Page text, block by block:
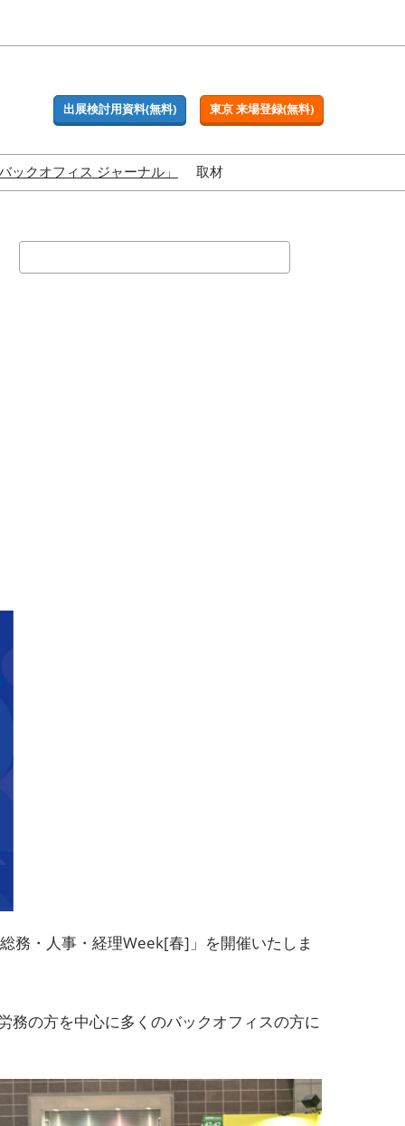
出展検討用資料(無料) 東京 来場登録(無料)
ックオフィス ジャーナル」 取材
務・人事・経理Week[春]」を開催いたしま
務の方を中心に多くのバックオフィスの方に